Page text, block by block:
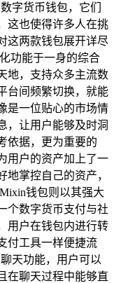
字货币钱包，它们
这也使得许多人在挑
这两款钱包展开详尽
功能于一身的综合
地，支持众多主流数
台间频繁切换，就能
是一位贴心的市场情
，让用户能够及时洞
依据，更为重要的
用户的资产加上了一
掌控自己的资产，
钱包则以其强大
个数字货币支付与社
用户在钱包内进行转
付工具一样便捷流
天功能，用户可以
在聊天过程中能够直